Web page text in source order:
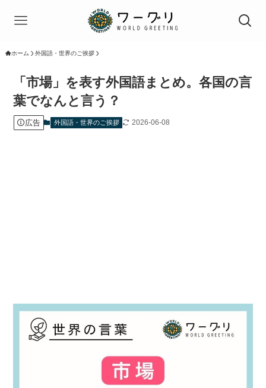
ホーム 外国語・世界のご挨拶
「市場」を表す外国語まとめ。各国の言
葉でなんと言う？
広告 外国語・世界のご挨拶 2026-06-08